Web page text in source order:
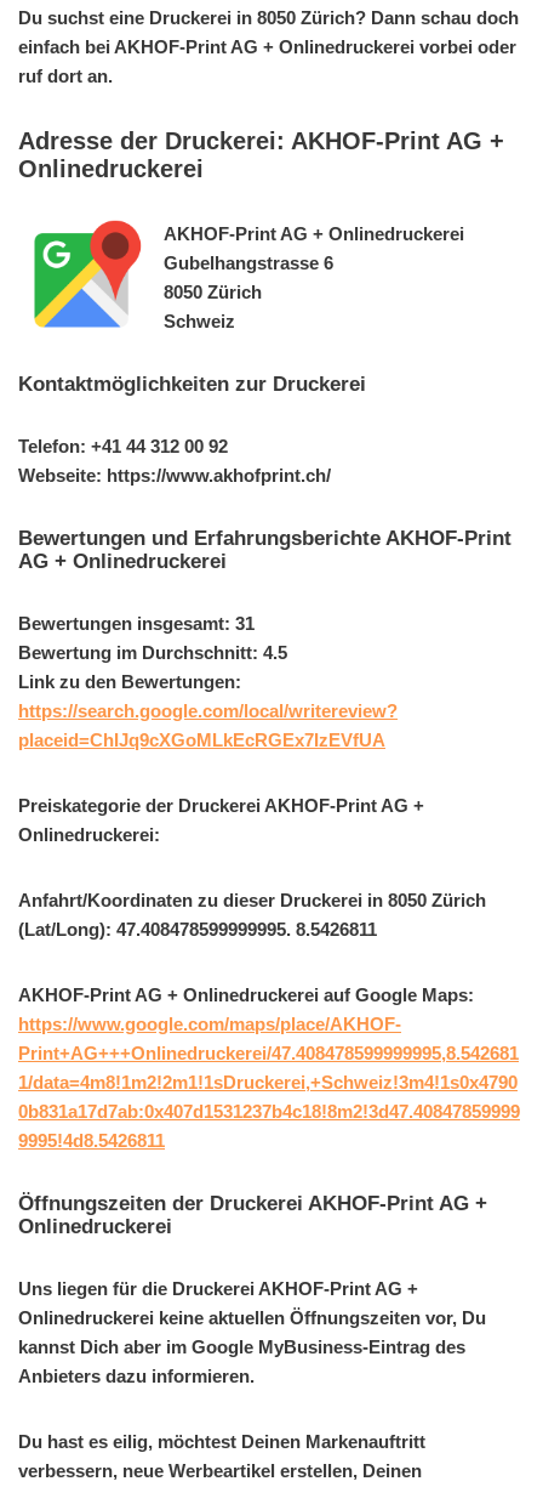
Du suchst eine Druckerei in 8050 Zürich? Dann schau doch
einfach bei AKHOF-Print AG + Onlinedruckerei vorbei oder
ruf dort an.
Adresse der Druckerei: AKHOF-Print AG +
Onlinedruckerei
AKHOF-Print AG + Onlinedruckerei
Gubelhangstrasse 6
8050 Zürich
Schweiz
Kontaktmöglichkeiten zur Druckerei
Telefon: +41 44 312 00 92
Webseite: https://www.akhofprint.ch/
Bewertungen und Erfahrungsberichte AKHOF-Print
AG + Onlinedruckerei
Bewertungen insgesamt: 31
Bewertung im Durchschnitt: 4.5
Link zu den Bewertungen:
https://search.google.com/local/writereview?
placeid=ChIJq9cXGoMLkEcRGEx7IzEVfUA
Preiskategorie der Druckerei AKHOF-Print AG +
Onlinedruckerei:
Anfahrt/Koordinaten zu dieser Druckerei in 8050 Zürich
(Lat/Long): 47.408478599999995. 8.5426811
AKHOF-Print AG + Onlinedruckerei auf Google Maps:
https://www.google.com/maps/place/AKHOF-
Print+AG+++Onlinedruckerei/47.408478599999995,8.542681
1/data=4m8!1m2!2m1!1sDruckerei,+Schweiz!3m4!1s0x4790
0b831a17d7ab:0x407d1531237b4c18!8m2!3d47.40847859999
9995!4d8.5426811
Öffnungszeiten der Druckerei AKHOF-Print AG +
Onlinedruckerei
Uns liegen für die Druckerei AKHOF-Print AG +
Onlinedruckerei keine aktuellen Öffnungszeiten vor, Du
kannst Dich aber im Google MyBusiness-Eintrag des
Anbieters dazu informieren.
Du hast es eilig, möchtest Deinen Markenauftritt
verbessern, neue Werbeartikel erstellen, Deinen